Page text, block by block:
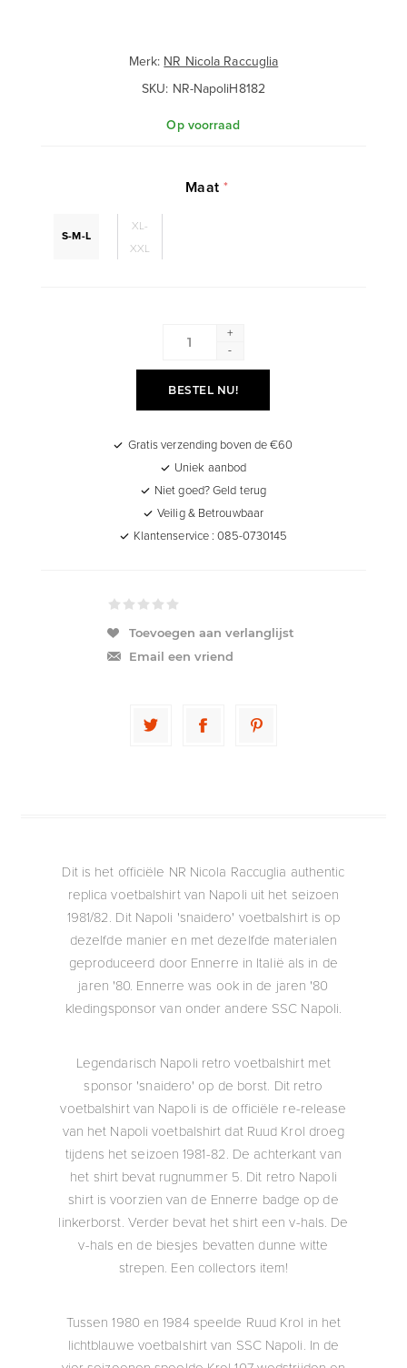
Merk: NR Nicola Raccuglia
SKU: NR-NapoliH8182
Op voorraad
Maat*
S-M-L
XL-
XXL
+
-
BESTEL NU!
Gratis verzending boven de €60
Uniek aanbod
Niet goed? Geld terug
Veilig & Betrouwbaar
Klantenservice : 085-0730145
Toevoegen aan verlanglijst
Email een vriend
Dit is het officiële NR Nicola Raccuglia authentic
replica voetbalshirt van Napoli uit het seizoen
1981/82. Dit Napoli 'snaidero' voetbalshirt is op
dezelfde manier en met dezelfde materialen
geproduceerd door Ennerre in Italië als in de
jaren '80. Ennerre was ook in de jaren '80
kledingsponsor van onder andere SSC Napoli.
Legendarisch Napoli retro voetbalshirt met
sponsor 'snaidero' op de borst. Dit retro
voetbalshirt van Napoli is de officiële re-release
van het Napoli voetbalshirt dat Ruud Krol droeg
tijdens het seizoen 1981-82. De achterkant van
het shirt bevat rugnummer 5. Dit retro Napoli
shirt is voorzien van de Ennerre badge op de
linkerborst. Verder bevat het shirt een v-hals. De
v-hals en de biesjes bevatten dunne witte
strepen. Een collectors item!
Tussen 1980 en 1984 speelde Ruud Krol in het
lichtblauwe voetbalshirt van SSC Napoli. In de